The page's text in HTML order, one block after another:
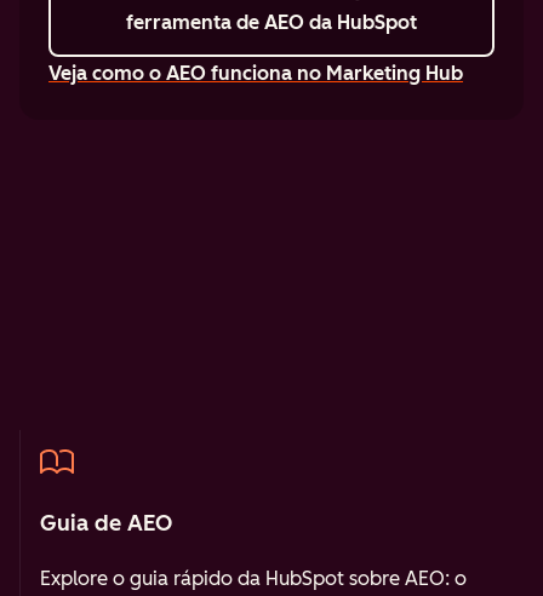
ferramenta de AEO da HubSpot
Veja como o AEO funciona no Marketing Hub
Guia de AEO
Explore o guia rápido da HubSpot sobre AEO: o